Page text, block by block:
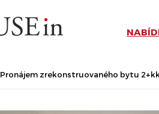
Pronájem zrekonstruovaného bytu